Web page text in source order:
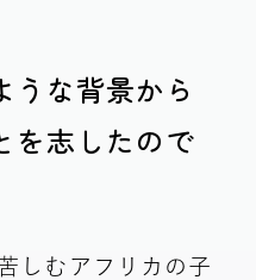
うな背景から
を志したので
しむアフリカの子